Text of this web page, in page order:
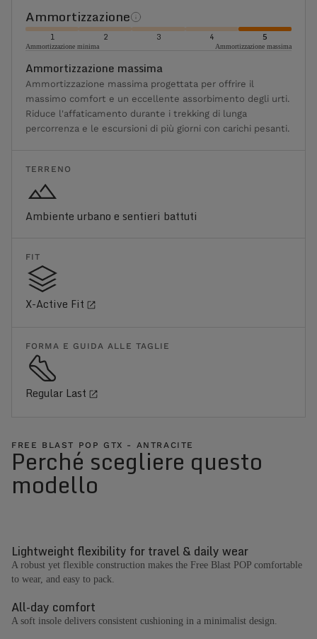
Ammortizzazione
1 2 3 4 5
Ammortizzazione minima Ammortizzazione massima
Ammortizzazione massima
Ammortizzazione massima progettata per offrire il
massimo comfort e un eccellente assorbimento degli urti.
Riduce l'affaticamento durante i trekking di lunga
percorrenza e le escursioni di più giorni con carichi pesanti.
TERRENO
Ambiente urbano e sentieri battuti
FIT
X-Active Fit
FORMA E GUIDA ALLE TAGLIE
Regular Last
FREE BLAST POP GTX - ANTRACITE
Perché scegliere questo
modello
Lightweight flexibility for travel & daily wear
A robust yet flexible construction makes the Free Blast POP comfortable
to wear, and easy to pack.
All-day comfort
A soft insole delivers consistent cushioning in a minimalist design.